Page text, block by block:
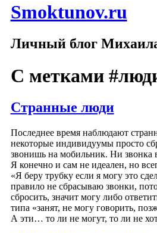
Smoktunov.ru
Личный блог
С метками
Странные люди
Последнее время наблюдают
некоторые индивидуумы просто
звонишь на мобильник. Ни звонка
Я конечно и сам не идеален, но
«Я беру трубку если я могу это
правило не сбрасываю звонки,
сбросить, значит могу либо
типа «занят, не могу говорить,
А эти… то ли не могут, то ли не